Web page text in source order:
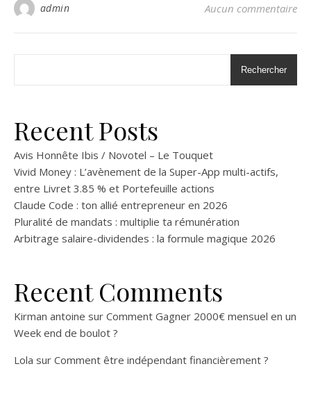
admin Aucun commentaire
Rechercher
Recent Posts
Avis Honnête Ibis / Novotel – Le Touquet
Vivid Money : L’avènement de la Super-App multi-actifs,
entre Livret 3.85 % et Portefeuille actions
Claude Code : ton allié entrepreneur en 2026
Pluralité de mandats : multiplie ta rémunération
Arbitrage salaire-dividendes : la formule magique 2026
Recent Comments
Kirman antoine sur Comment Gagner 2000€ mensuel en un
Week end de boulot ?
Lola sur Comment être indépendant financièrement ?